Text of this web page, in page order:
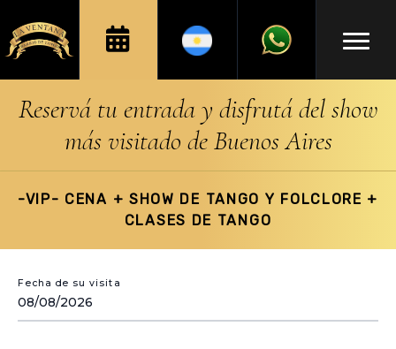
Reservá tu entrada y disfrutá del show
más visitado de Buenos Aires
-VIP- CENA + SHOW DE TANGO Y FOLCLORE +
CLASES DE TANGO
Fecha de su visita